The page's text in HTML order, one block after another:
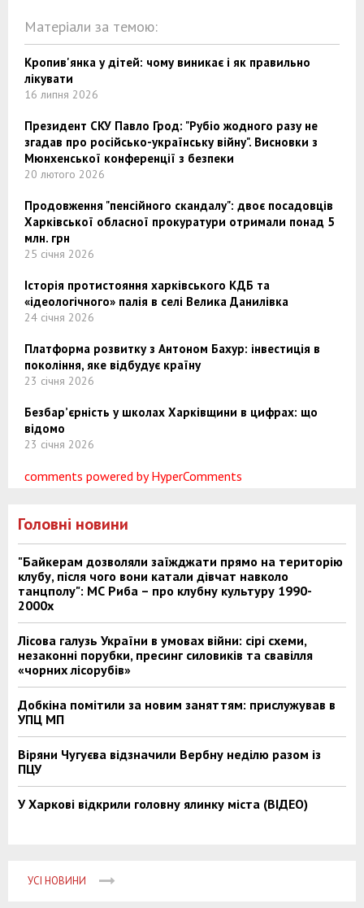
Матеріали за темою:
Кропив'янка у дітей: чому виникає і як правильно
лікувати
16 липня 2026
Президент СКУ Павло Грод: "Рубіо жодного разу не
згадав про російсько-українську війну". Висновки з
Мюнхенської конференції з безпеки
20 лютого 2026
Продовження "пенсійного скандалу": двоє посадовців
Харківської обласної прокуратури отримали понад 5
млн. грн
25 січня 2026
Історія протистояння харківського КДБ та
«ідеологічного» палія в селі Велика Данилівка
24 січня 2026
Платформа розвитку з Антоном Бахур: інвестиція в
покоління, яке відбудує країну
23 січня 2026
Безбар’єрність у школах Харківщини в цифрах: що
відомо
23 січня 2026
comments powered by HyperComments
Головні новини
"Байкерам дозволяли заїжджати прямо на територію
клубу, після чого вони катали дівчат навколо
танцполу": МС Риба – про клубну культуру 1990-
2000х
Лісова галузь України в умовах війни: сірі схеми,
незаконні порубки, пресинг силовиків та свавілля
«чорних лісорубів»
Добкіна помітили за новим заняттям: прислужував в
УПЦ МП
Віряни Чугуєва відзначили Вербну неділю разом із
ПЦУ
У Харкові відкрили головну ялинку міста (ВІДЕО)
УСІ НОВИНИ